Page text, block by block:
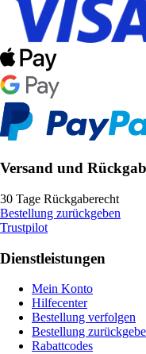
Versand und
30 Tage Rückgaberecht
Bestellung zurückgeben
Trustpilot
Dienstleistungen
Mein Konto
Hilfecenter
Bestellung verfolgen
Bestellung
Rabattcodes